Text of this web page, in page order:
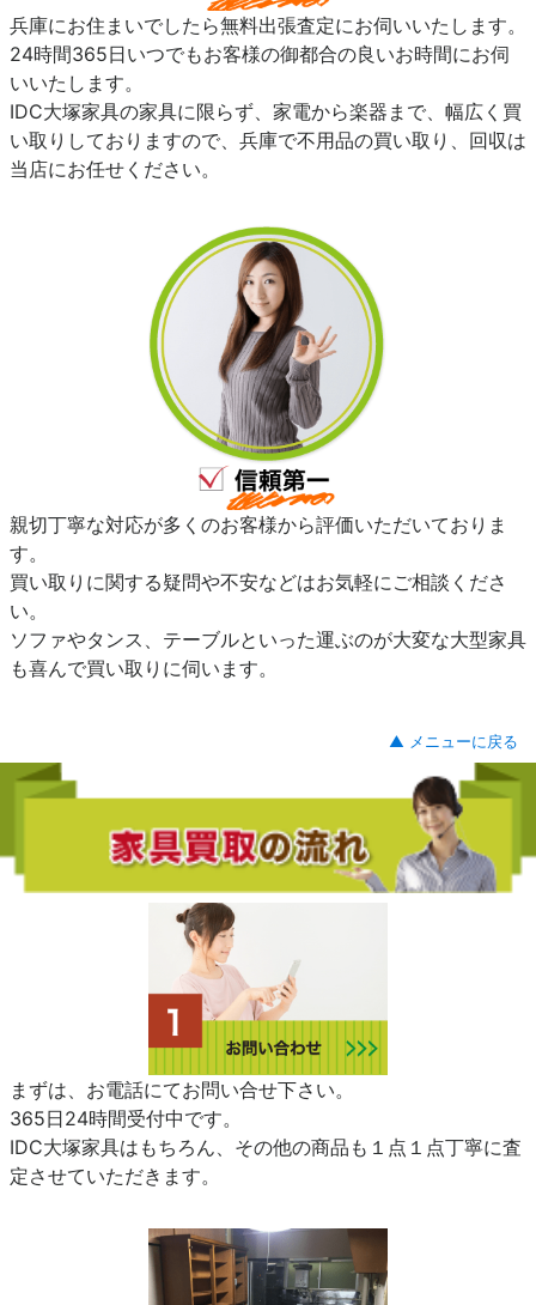
兵庫にお住まいでしたら無料出張査定にお伺いいたします。
24時間365日いつでもお客様の御都合の良いお時間にお伺
いいたします。
IDC大塚家具の家具に限らず、家電から楽器まで、幅広く買
い取りしておりますので、兵庫で不用品の買い取り、回収は
当店にお任せください。
親切丁寧な対応が多くのお客様から評価いただいておりま
す。
買い取りに関する疑問や不安などはお気軽にご相談くださ
い。
ソファやタンス、テーブルといった運ぶのが大変な大型家具
も喜んで買い取りに伺います。
▲ メニューに戻る
まずは、お電話にてお問い合せ下さい。
365日24時間受付中です。
IDC大塚家具はもちろん、その他の商品も１点１点丁寧に査
定させていただきます。